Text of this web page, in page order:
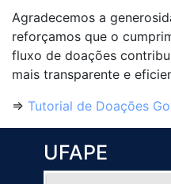
Agradecemos a
reforçamos que o
fluxo de doações
mais transparente e
⇒ Tutorial de Doações
UFAPE